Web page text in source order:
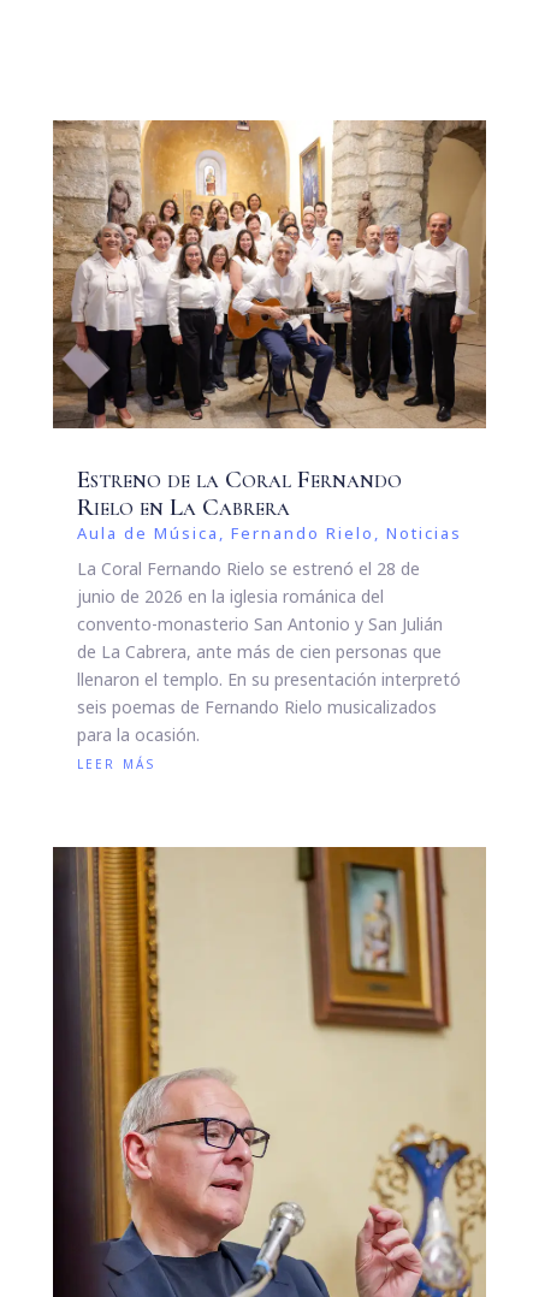
Estreno de la Coral Fernando
Rielo en La Cabrera
Aula de Música , Fernando Rielo , Noticias
La Coral Fernando Rielo se estrenó el 28 de
junio de 2026 en la iglesia románica del
convento-monasterio San Antonio y San Julián
de La Cabrera, ante más de cien personas que
llenaron el templo. En su presentación interpretó
seis poemas de Fernando Rielo musicalizados
para la ocasión.
leer más